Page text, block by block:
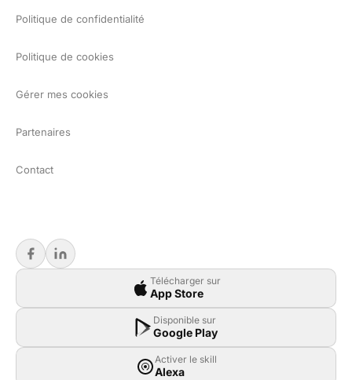
Politique de confidentialité
Politique de cookies
Gérer mes cookies
Partenaires
Contact
Télécharger sur
App Store
Disponible sur
Google Play
Activer le skill
Alexa